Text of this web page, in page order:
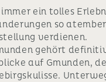
ein tolles
so
verdienen.
gehört
auf Gmunden,